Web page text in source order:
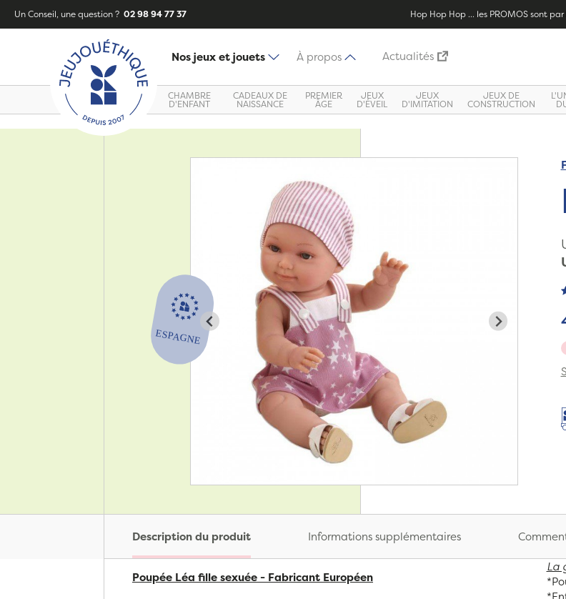
Un Conseil, une question ? 02 98 94 77 37 Hop Hop Hop ... les PROMOS sont par
Nos jeux et jouets À propos Actualités
CHAMBRE
D'ENFANT
CADEAUX DE
NAISSANCE
PREMIER
ÂGE
JEUX
D'ÉVEIL
JEUX
D'IMITATION
JEUX DE
CONSTRUCTION
Description du produit Informations supplémentaires
Poupée Léa fille sexuée - Fabricant Européen
La